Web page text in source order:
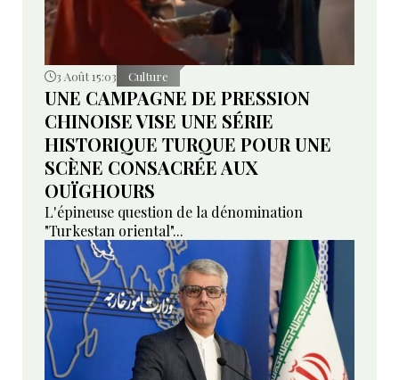
3 Août 15:03 Culture
UNE CAMPAGNE DE PRESSION
CHINOISE VISE UNE SÉRIE
HISTORIQUE TURQUE POUR UNE
SCÈNE CONSACRÉE AUX
OUÏGHOURS
L'épineuse question de la dénomination
"Turkestan oriental"...